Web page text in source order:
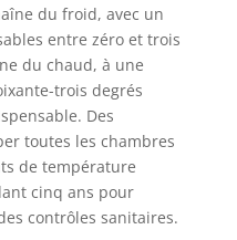
du froid, avec un
entre zéro et trois
du chaud, à une
trois degrés
Des
toutes les chambres
de température
cinq ans pour
contrôles sanitaires.